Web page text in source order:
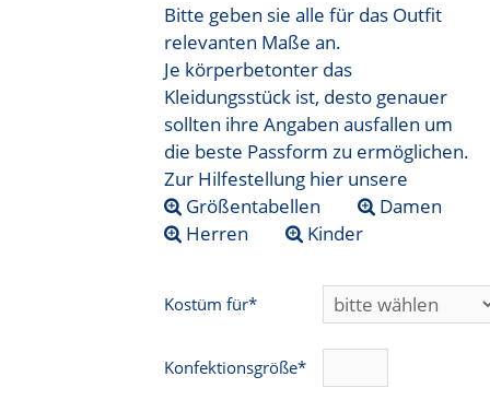
Bitte geben sie alle für das Outfit
relevanten Maße an.
Je körperbetonter das
Kleidungsstück ist, desto genauer
sollten ihre Angaben ausfallen um
die beste Passform zu ermöglichen.
Zur Hilfestellung hier unsere
Größentabellen
Damen
Herren
Kinder
Kostüm für*
Konfektionsgröße*